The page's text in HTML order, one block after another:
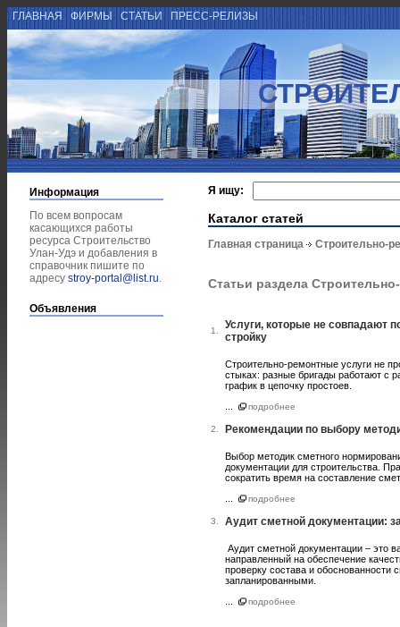
ГЛАВНАЯ ФИРМЫ СТАТЬИ ПРЕСС-РЕЛИЗЫ
Информация
По всем вопросам
касающихся работы
ресурса Строительство
Улан-Удэ и добавления в
справочник пишите по
адресу stroy-portal@list.ru.
Объявления
Я ищу:
Каталог статей
Главная страница Строительно-
Статьи раздела
1.
Услуги, которые не совпадают
стройку
Строительно-ремонтные услуги не
стыках: разные бригады работают с
график в цепочку простоев.
подробнее
2. Рекомендации по выбору
Выбор методик сметного
документации для строительства.
сократить время на составление
подробнее
3. Аудит сметной документации:
Аудит сметной документации – это
направленный на обеспечение
проверку состава и обоснованности
запланированными.
подробнее